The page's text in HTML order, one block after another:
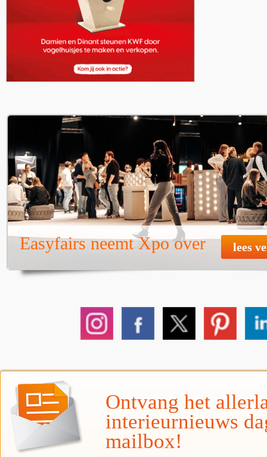
Easyfairs neemt Xpo over lees
Ontvang het
interieurnieuws
mailbox!